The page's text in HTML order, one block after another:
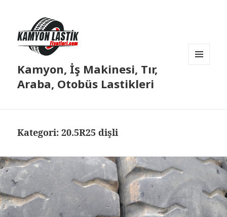
Kamyon, İş Makinesi, Tır,
Araba, Otobüs Lastikleri
Kategori:20.5R25 dişli